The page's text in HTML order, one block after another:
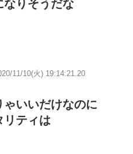
なりそうだな
11/10(火) 19:14:21.20
いいだけなのに
リティは